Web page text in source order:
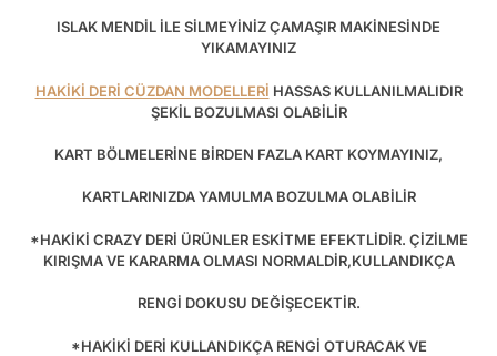
ISLAK MENDİL İLE SİLMEYİNİZ ÇAMAŞIR MAKİNESİNDE
YIKAMAYINIZ
HAKİKİ DERİ CÜZDAN MODELLERİ HASSAS KULLANILMALIDIR
ŞEKİL BOZULMASI OLABİLİR
KART BÖLMELERİNE BİRDEN FAZLA KART KOYMAYINIZ,
KARTLARINIZDA YAMULMA BOZULMA OLABİLİR
*HAKİKİ CRAZY DERİ ÜRÜNLER ESKİTME EFEKTLİDİR. ÇİZİLME
KIRIŞMA VE KARARMA OLMASI NORMALDİR,KULLANDIKÇA
RENGİ DOKUSU DEĞİŞECEKTİR.
*HAKİKİ DERİ KULLANDIKÇA RENGİ OTURACAK VE